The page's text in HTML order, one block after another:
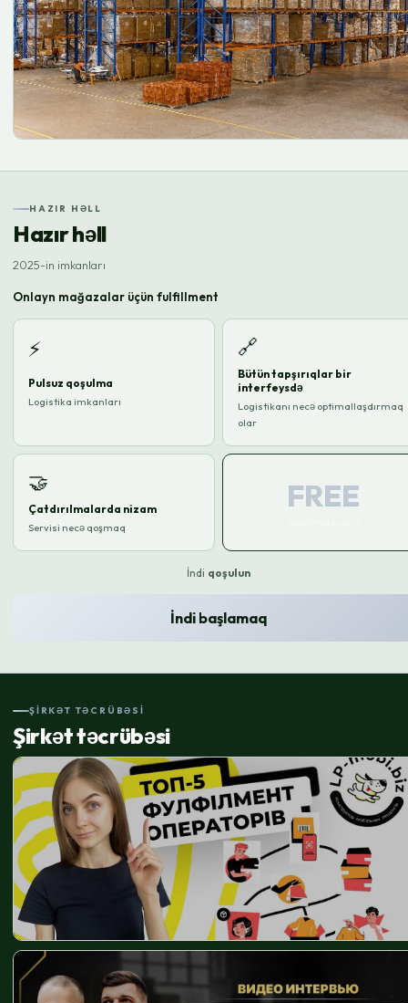
HAZIR HƏLL
Hazır həll
2025-in imkanları
Onlayn mağazalar üçün fulfillment
⚡
Pulsuz qoşulma
Logistika imkanları
🔗
Bütün tapşırıqlar bir
interfeysdə
Logistikanı necə optimallaşdırmaq
olar
🤝
Çatdırılmalarda nizam
Servisi necə qoşmaq
FREE
İndi qoşulun
İndi başlamaq
ŞIRKƏT TƏCRÜBƏSI
Şirkət təcrübəsi